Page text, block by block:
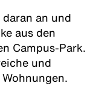
an und
aus den
Campus-Park.
und